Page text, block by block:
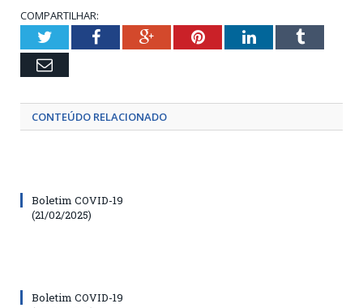
COMPARTILHAR:
TwitterFacebookGoogle+PinterestLinkedInTumblr
Email
CONTEÚDO RELACIONADO
Boletim COVID-19
(21/02/2025)
Boletim COVID-19